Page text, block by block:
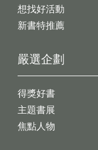
想找好活動
新書特推薦
嚴選企劃
得獎好書
主題書展
焦點人物